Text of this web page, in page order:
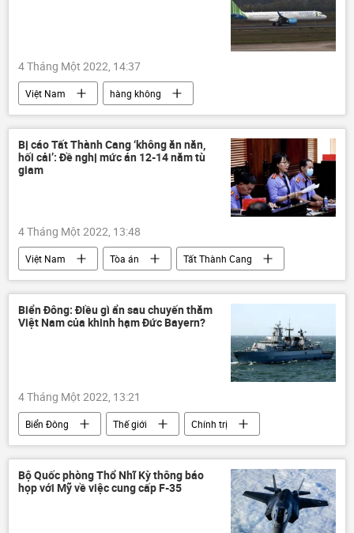
4 Tháng Một 2022, 14:37
Việt Nam
hàng không
nhà lãnh đạo
Cục Hàng không Việt Nam
Bộ Giao thông Vận tải
Bamboo Airways
Bị cáo Tất Thành Cang ‘không ăn năn,
hối cải’: Đề nghị mức án 12-14 năm tù
giam
4 Tháng Một 2022, 13:48
Việt Nam Tòa án
Tất Thành Cang
Pháp luật
Сuộc chiến chống tham nhũng ở Việt Nam
Biển Đông: Điều gì ẩn sau chuyến thăm
Việt Nam của khinh hạm Đức Bayern?
4 Tháng Một 2022, 13:21
Biển Đông Thế giới
Chính trị
ASEAN
Đức Việt Nam
Bộ Quốc phòng Thổ Nhĩ Kỳ thông báo
họp với Mỹ về việc cung cấp F-35